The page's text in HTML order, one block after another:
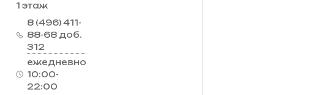
1 этаж
8 (496) 411-
88-68 доб.
312
ежедневно
10:00-
22:00